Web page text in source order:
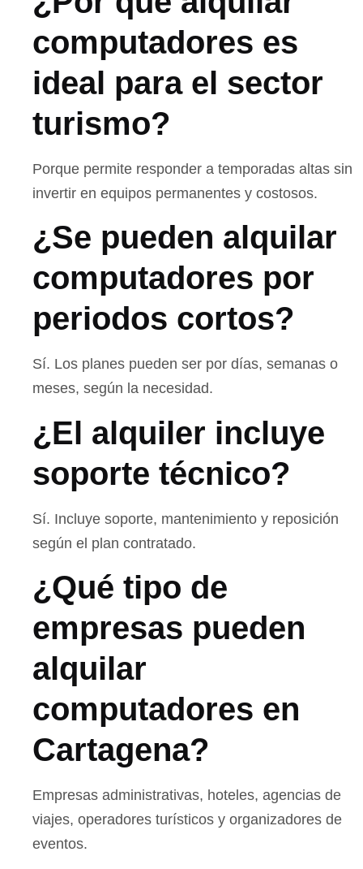
computadores es
ideal para el sector
turismo?
Porque permite responder a temporadas altas sin
invertir en equipos permanentes y costosos.
¿Se pueden alquilar
computadores por
periodos cortos?
Sí. Los planes pueden ser por días, semanas o
meses, según la necesidad.
¿El alquiler incluye
soporte técnico?
Sí. Incluye soporte, mantenimiento y reposición
según el plan contratado.
¿Qué tipo de
empresas pueden
alquilar
computadores en
Cartagena?
Empresas administrativas, hoteles, agencias de
viajes, operadores turísticos y organizadores de
eventos.